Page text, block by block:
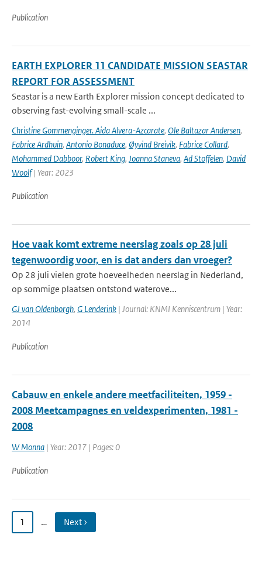
Publication
EARTH EXPLORER 11 CANDIDATE MISSION SEASTAR
REPORT FOR ASSESSMENT
Seastar is a new Earth Explorer mission concept dedicated to
observing fast-evolving small-scale ...
Christine Gommenginger. Aida Alvera-Azcarate, Ole Baltazar Andersen,
Fabrice Ardhuin, Antonio Bonaduce, Øyvind Breivik, Fabrice Collard,
Mohammed Dabboor, Robert King, Joanna Staneva, Ad Stoffelen, David
Woolf| Year: 2023
Publication
Hoe vaak komt extreme neerslag zoals op 28 juli
tegenwoordig voor, en is dat anders dan vroeger?
Op 28 juli vielen grote hoeveelheden neerslag in Nederland,
op sommige plaatsen ontstond waterove...
GJ van Oldenborgh, G Lenderink | Journal: KNMI Kenniscentrum | Year:
2014
Publication
Cabauw en enkele andere meetfaciliteiten, 1959 -
2008 Meetcampagnes en veldexperimenten, 1981 -
2008
W Monna | Year: 2017 | Pages: 0
Publication
1 … Next ›